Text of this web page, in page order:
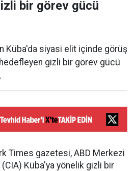
bir görev gücü
Küba'da siyasi elit içinde görüş
hedefleyen gizli bir görev gücü
Times gazetesi, ABD Merkezi
(CIA) Küba'ya yönelik gizli bir